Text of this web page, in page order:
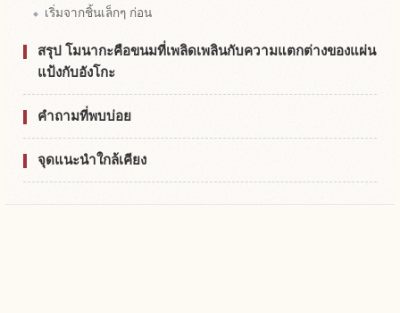
เริ่มจากชิ้นเล็กๆ ก่อน
สรุป โมนากะคือขนมที่เพลิดเพลินกับความแตกต่างของแผ่น
แป้งกับอังโกะ
คำถามที่พบบ่อย
จุดแนะนำใกล้เคียง